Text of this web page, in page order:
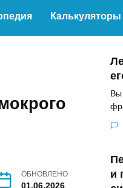
Калькуляторы
ОБНОВЛЕНО
01.06.2026
Вы
и